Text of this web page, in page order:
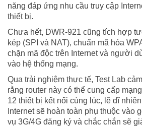
năng đáp ứng nhu cầu truy cập
thiết bị.
Chưa hết, DWR-921 cũng tích hợp
kép (SPI và NAT), chuẩn mã hóa
chặn mã độc trên Internet và người
vào hệ thống mạng.
Qua trải nghiệm thực tế, Test Lab
rằng router này có thể cung cấp
12 thiết bị kết nối cùng lúc, lẽ dĩ
Internet sẽ hoàn toàn phụ thuộc vào
vụ 3G/4G đăng ký và chắc chắn sẽ